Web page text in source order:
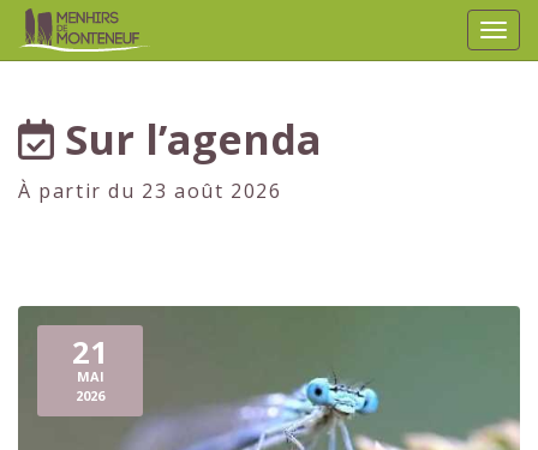
Sur l’agenda
À partir du 23 août 2026
21
MAI
2026